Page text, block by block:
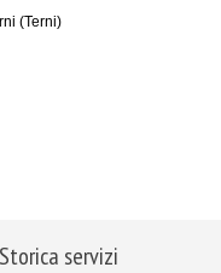
(Terni)
servizi